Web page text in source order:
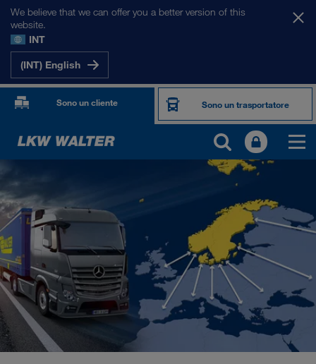
We believe that we can offer you a better version of this
website.
INT
(INT) English
Sono un cliente Sono un trasportatore
I NOSTRI MERCATI
Europa
Asia Centrale
Russia
Medio Oriente